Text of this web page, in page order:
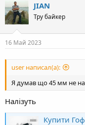
JIAN
Тру байкер
16 Май 2023
user написал(а):
Я думав що 45 мм не
Налізуть
Купити Гофра переднього